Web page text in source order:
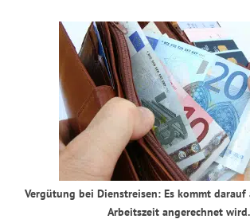
Vergütung bei Dienstreisen: Es kommt darauf
Arbeitszeit angerechnet wird.